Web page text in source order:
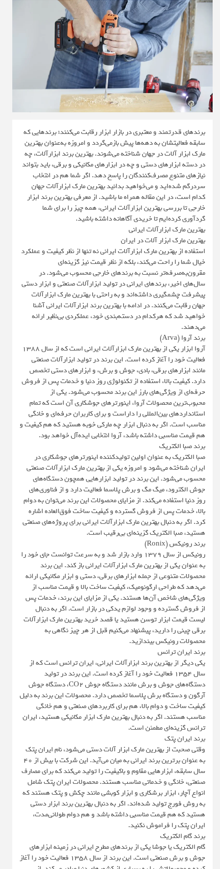
برندهای قدرتمند و معتبری در بازار ابزار رقابت می‌کنند؛ برندهایی که
سابقه فعالیتشان به دهه‌ها پیش بازمی‌گردد و امروزه به‌عنوان بهترین
مارک ابزار آلات در جهان شناخته می‌شوند. بهترین برند ابزارآلات، چه
در دسته ابزارهای دستی و چه در ابزارهای مکانیکی و برقی، باید بتواند
نیازهای متنوع مصرف‌کنندگان را پاسخ دهد. اگر شما هم در انتخاب
سردرگم شده‌اید و می‌خواهید بدانید بهترین مارک ابزارآلات جهان
کدام است، در این مقاله همراه ما باشید. از معرفی بهترین برند ابزار
خارجی تا بررسی بهترین ابزارآلات ایرانی، همه چیز را برای شما
گردآوری کرده‌ایم تا خریدی آگاهانه داشته باشید.
بهترین مارک ابزارآلات ایرانی
بهترین مارک ابزار آلات در ایران
استفاده از بهترین مارک ابزارآلات ایرانی نه تنها از نظر کیفیت و عملکرد
خیال شما را راحت می‌کند، بلکه از نظر قیمت نیز گزینه‌ای
مقرون‌به‌صرفه‌تر نسبت به برندهای خارجی محسوب می‌شود. در
سال‌های اخیر، برندهای ایرانی در تولید ابزارآلات صنعتی و ابزار دستی
پیشرفت چشمگیری داشته‌اند و به راحتی با بهترین مارک ابزارآلات
جهان رقابت می‌کنند. در ادامه با بهترین برند ابزارآلات ایرانی آشنا
خواهید شد که هرکدام در دسته‌بندی خود، عملکردی بی‌نظیر ارائه
می‌دهند.
برند آروا (Arva)
آروا ابزار یکی از بهترین مارک ابزارآلات ایرانی است که از سال ۱۳۸۸
فعالیت خود را آغاز کرده است. این برند در تولید ابزارآلات صنعتی
مانند ابزارهای برقی، بادی، جوش و برش، و ابزارهای دستی تخصص
دارد. کیفیت بالا، استفاده از تکنولوژی روز دنیا و خدمات پس از فروش
حرفه‌ای از ویژگی‌های بارز این برند محسوب می‌شود. یکی از
محبوب‌ترین محصولات آروا، اینورترهای جوشکاری آن است که تمام
استانداردهای بین‌المللی را داراست و برای کاربران حرفه‌ای و خانگی
مناسب است. اگر به دنبال ابزار چه مارکی خوبه هستید که هم کیفیت و
هم قیمت مناسبی داشته باشد، آروا انتخابی ایده‌آل خواهد بود.
برند صبا الکتریک
صبا الکتریک به عنوان اولین تولیدکننده اینورترهای جوشکاری در
ایران شناخته می‌شود و امروزه یکی از بهترین مارک ابزارآلات صنعتی
محسوب می‌شود. این برند در تولید ابزارهایی همچون دستگاه‌های
جوش الکترود، میگ مگ و برش پلاسما فعالیت دارد و از فناوری‌های
روز دنیا استفاده می‌کند. از مزایای محصولات این برند می‌توان به دوام
بالا، خدمات پس از فروش گسترده و کیفیت ساخت فوق‌العاده اشاره
کرد. اگر به دنبال بهترین مارک ابزارآلات ایرانی برای پروژه‌های صنعتی
هستید، صبا الکتریک گزینه‌ای بی‌رقیب است.
برند رونیکس (Ronix)
رونیکس از سال ۱۳۷۹ وارد بازار شد و به سرعت توانست جای خود را
به عنوان یکی از بهترین مارک ابزارآلات ایرانی باز کند. این برند
محصولات متنوعی از جمله ابزارهای برقی، دستی و ابزار مکانیکی ارائه
می‌دهد که طراحی ارگونومیک، کیفیت ساخت بالا و قیمت مناسب از
ویژگی‌های شاخص آن‌ها هستند. یکی از مزایای این برند، خدمات پس
از فروش گسترده و وجود لوازم یدکی در بازار است. اگر به دنبال
لیست قیمت ابزار توسن هستید یا قصد خرید بهترین مارک ابزارآلات
برقی چینی را دارید، پیشنهاد می‌کنیم قبل از هر چیز نگاهی به
محصولات رونیکس بیندازید.
برند ایران ترانس
یکی دیگر از بهترین برند ابزارآلات ایرانی، ایران ترانس است که از
سال ۱۳۵۴ فعالیت خود را آغاز کرده است. این برند در تولید
دستگاه‌های جوش و برش مانند دستگاه جوش CO2، دستگاه جوش
آرگون و دستگاه برش پلاسما تخصص دارد. محصولات این برند به دلیل
کیفیت ساخت و دوام بالا، هم برای کاربردهای صنعتی و هم خانگی
مناسب هستند. اگر به دنبال بهترین مارک ابزار مکانیکی هستید، ایران
ترانس گزینه‌ای مطمئن است.
برند ایران پتک
وقتی صحبت از بهترین مارک ابزار آلات دستی می‌شود، نام ایران پتک
به عنوان برترین برند ایرانی به میان می‌آید. این شرکت با بیش از ۴۰
سال سابقه، ابزارهایی مقاوم و باکیفیت را تولید می‌کند که برای مصارف
صنعتی، خانگی و خدماتی مناسب هستند. محصولات ایران پتک شامل
انواع آچار، ابزار برشکاری و ابزار کوبشی مانند چکش و پتک هستند که
به روش فورج تولید شده‌اند. اگر به دنبال بهترین برند ابزار دستی
هستید که هم قیمت مناسبی داشته باشد و هم دوام طولانی‌مدت،
ایران پتک را فراموش نکنید.
برند گام الکتریک
گام الکتریک یا جوشا یکی از برندهای مطرح ایرانی در زمینه ابزارهای
جوش و برش صنعتی است. این برند از سال ۱۳۵۸ فعالیت خود را آغاز